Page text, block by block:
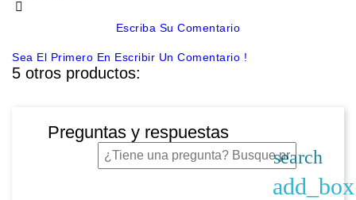
Escriba Su Comentario
Sea El Primero En Escribir Un Comentario !
5 otros productos:
Preguntas y respuestas
search
add_box